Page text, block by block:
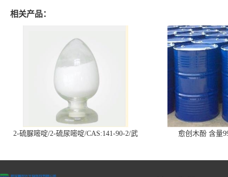
相关产品：
2-硫脲嘧啶/2-硫尿嘧啶/CAS:141-90-2/武
愈创木酚 含量